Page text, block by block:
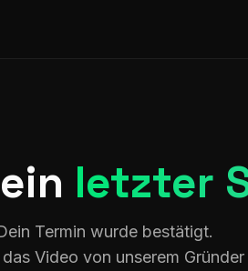
letzter
Termin wurde bestätigt.
Video von unserem Gründer